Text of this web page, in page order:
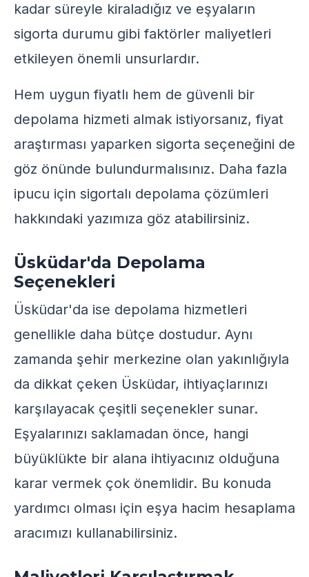
kadar süreyle kiraladığız ve eşyaların
sigorta durumu gibi faktörler maliyetleri
etkileyen önemli unsurlardır.
Hem uygun fiyatlı hem de güvenli bir
depolama hizmeti almak istiyorsanız, fiyat
araştırması yaparken sigorta seçeneğini de
göz önünde bulundurmalısınız. Daha fazla
ipucu için sigortalı depolama çözümleri
hakkındaki yazımıza göz atabilirsiniz.
Üsküdar'da Depolama
Seçenekleri
Üsküdar'da ise depolama hizmetleri
genellikle daha bütçe dostudur. Aynı
zamanda şehir merkezine olan yakınlığıyla
da dikkat çeken Üsküdar, ihtiyaçlarınızı
karşılayacak çeşitli seçenekler sunar.
Eşyalarınızı saklamadan önce, hangi
büyüklükte bir alana ihtiyacınız olduğuna
karar vermek çok önemlidir. Bu konuda
yardımcı olması için eşya hacim hesaplama
aracımızı kullanabilirsiniz.